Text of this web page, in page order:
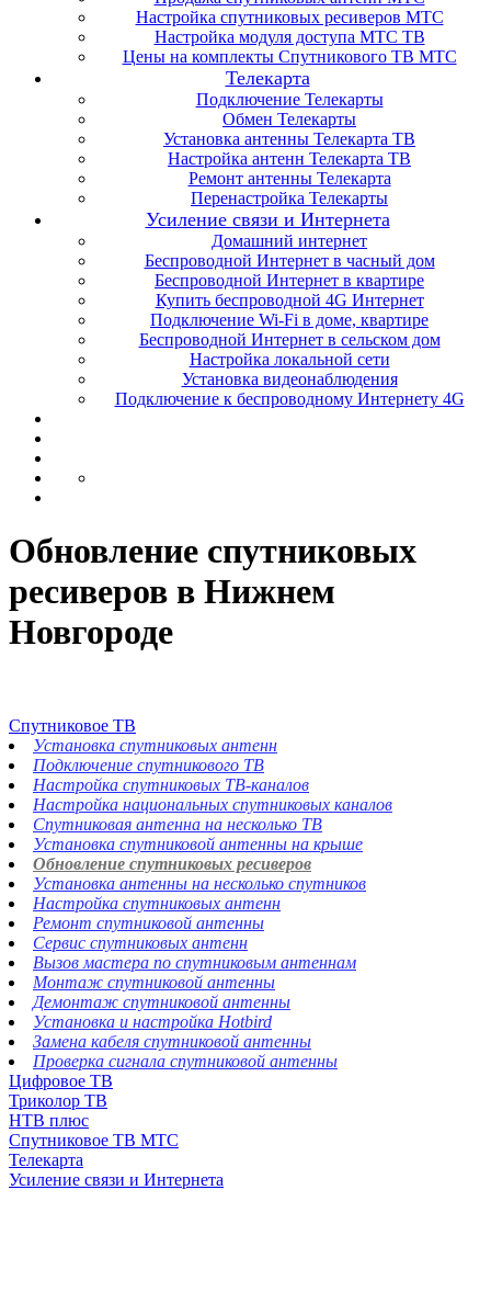
Настройка спутниковых ресиверов МТС
Настройка модуля доступа МТС ТВ
Цены на комплекты Спутникового ТВ МТС
Телекарта
Подключение Телекарты
Обмен Телекарты
Установка антенны Телекарта ТВ
Настройка антенн Телекарта ТВ
Ремонт антенны Телекарта
Перенастройка Телекарты
Усиление связи и Интернета
Домашний интернет
Беспроводной Интернет в часный дом
Беспроводной Интернет в квартире
Купить беспроводной 4G Интернет
Подключение Wi-Fi в доме, квартире
Беспроводной Интернет в сельском дом
Настройка локальной сети
Установка видеонаблюдения
Подключение к беспроводному Интернету 4G
Обновление спутниковых
ресиверов в Нижнем
Новгороде
Спутниковое ТВ
Установка спутниковых антенн
Подключение спутникового ТВ
Настройка спутниковых ТВ-каналов
Настройка национальных спутниковых каналов
Спутниковая антенна на несколько ТВ
Установка спутниковой антенны на крыше
Обновление спутниковых ресиверов
Установка антенны на несколько спутников
Настройка спутниковых антенн
Ремонт спутниковой антенны
Сервис спутниковых антенн
Вызов мастера по спутниковым антеннам
Монтаж спутниковой антенны
Демонтаж спутниковой антенны
Установка и настройка Hotbird
Замена кабеля спутниковой антенны
Проверка сигнала спутниковой антенны
Цифровое ТВ
Триколор ТВ
НТВ плюс
Спутниковое ТВ МТС
Телекарта
Усиление связи и Интернета